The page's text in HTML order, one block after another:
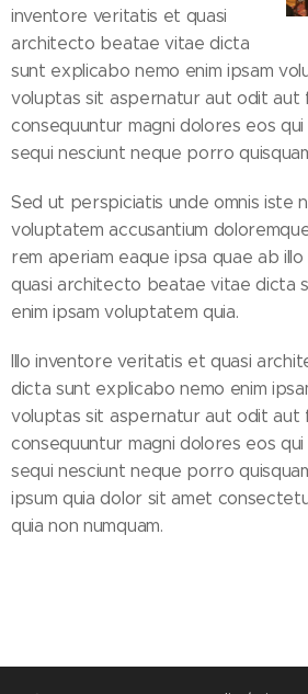
inventore veritatis et quasi
architecto beatae vitae dicta
sunt explicabo nemo enim ipsam
voluptas sit aspernatur aut odit aut
consequuntur magni dolores eos
sequi nesciunt neque porro
Sed ut perspiciatis unde omnis iste
voluptatem accusantium
rem aperiam eaque ipsa quae ab
quasi architecto beatae vitae dicta
enim ipsam voluptatem quia.
Illo inventore veritatis et quasi
dicta sunt explicabo nemo enim
voluptas sit aspernatur aut odit aut
consequuntur magni dolores eos
sequi nesciunt neque porro
ipsum quia dolor sit amet
quia non numquam.